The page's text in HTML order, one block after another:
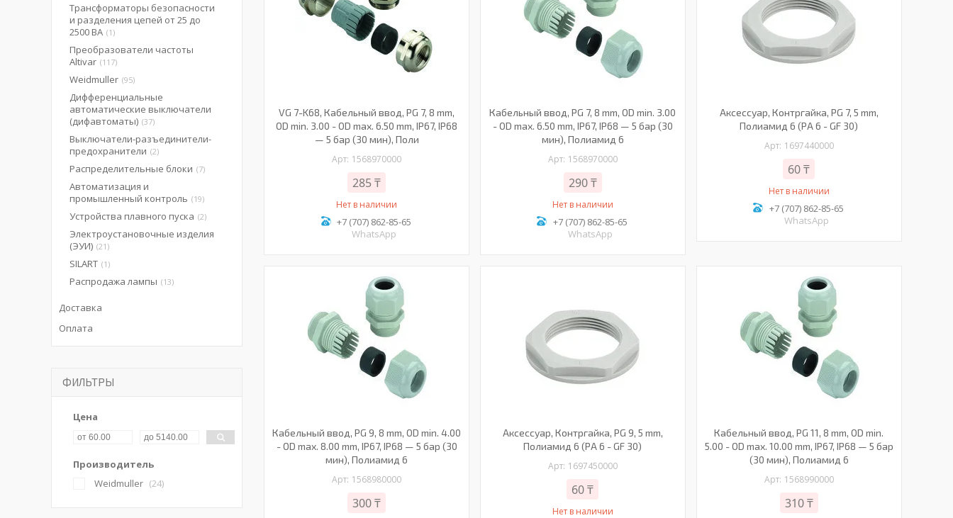
VG 7-K68, Кабельный ввод, PG 7, 8 mm,
OD min. 3.00 - OD max. 6.50 mm, IP67, IP68
— 5 бар (30 мин), Поли
1568970000
285 ₸
Нет в наличии
+7 (707) 862-85-65
WhatsApp
Кабельный ввод, PG 7, 8 mm, OD min. 3.00
- OD max. 6.50 mm, IP67, IP68 — 5 бар (30
мин), Полиамид 6
1568970000
290 ₸
Нет в наличии
+7 (707) 862-85-65
WhatsApp
Аксессуар, Контргайка, PG 7, 5 mm,
Полиамид 6 (PA 6 - GF 30)
1697440000
60 ₸
Нет в наличии
+7 (707) 862-85-65
WhatsApp
Кабельный ввод, PG 9, 8 mm, OD min. 4.00
- OD max. 8.00 mm, IP67, IP68 — 5 бар (30
мин), Полиамид 6
1568980000
300 ₸
Аксессуар, Контргайка, PG 9, 5 mm,
Полиамид 6 (PA 6 - GF 30)
1697450000
60 ₸
Нет в наличии
Кабельный ввод, PG 11, 8 mm, OD min.
5.00 - OD max. 10.00 mm, IP67, IP68 — 5 бар
(30 мин), Полиамид 6
1568990000
310 ₸
Трансформаторы безопасности
и разделения цепей от 25 до
2500 ВА 1
Преобразователи частоты
Altivar 117
Weidmuller 95
Дифференциальные
автоматические выключатели
(дифавтоматы) 37
Выключатели-разъединители-
предохранители 2
Распределительные блоки 7
Автоматизация и
промышленный контроль
19
Устройства плавного пуска 2
Электроустановочные изделия
(ЭУИ) 21
SILART 1
Распродажа лампы 13
Доставка
Оплата
ФИЛЬТРЫ
Цена
Производитель
Weidmuller
24